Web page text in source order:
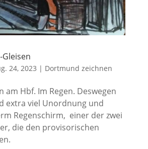
Gleisen
24, 2023 | Dortmund zeichnen
am Hbf. Im Regen. Deswegen
extra viel Unordnung und
Regenschirm, einer der zwei
die den provisorischen